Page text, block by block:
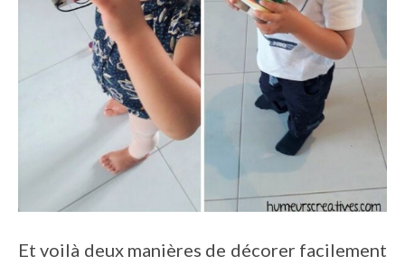
Et voilà deux manières de décorer facilement